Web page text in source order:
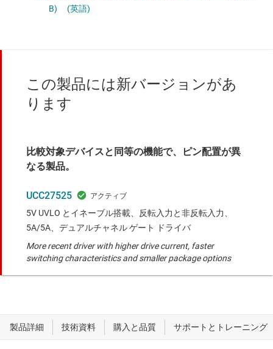
B)
(英語)
この製品には新バージョンがあ
ります
比較対象デバイスと同等の機能で、ピン配置が異
なる製品。
UCC27525
5V UVLO とイネーブル搭載、反転入力と非反転入力、
5A/5A、デュアルチャネル ゲート ドライバ
More recent driver with higher drive current, faster
switching characteristics and smaller package options